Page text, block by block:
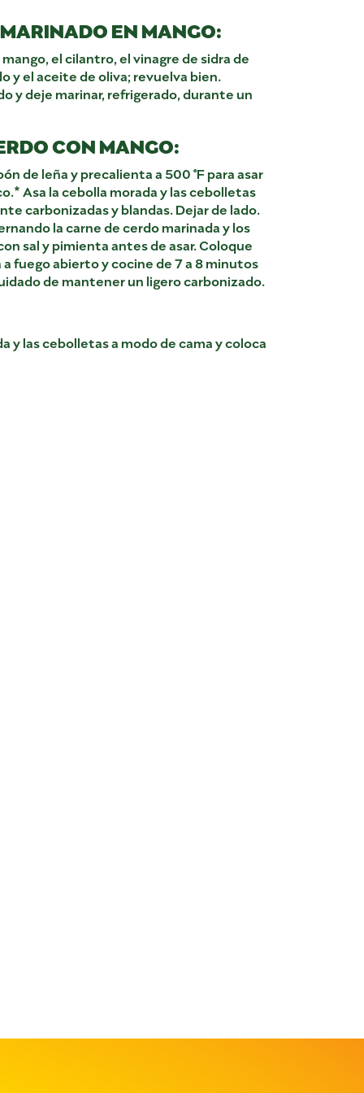
EN MANGO:
el cilantro, el vinagre de sidra de
y el aceite de oliva; revuelva bien.
y deje marinar, refrigerado, durante un
CON MANGO:
de leña y precalienta a 500 °F para asar
Asa la cebolla morada y las cebolletas
carbonizadas y blandas. Dejar de lado.
la carne de cerdo marinada y los
sal y pimienta antes de asar. Coloque
fuego abierto y cocine de 7 a 8 minutos
de mantener un ligero carbonizado.
y las cebolletas a modo de cama y coloca